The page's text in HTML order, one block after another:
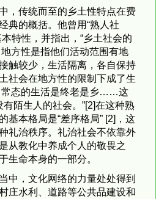
，传统而至的乡土性特点在费
典的概括。他曾用“熟人社
特性，并指出，“乡土社会的
方性是指他们活动范围有地
触较少，生活隔离，各自保持
社会在地方性的限制下成了生
常态的生活是终老是乡……这
有陌生人的社会。”[2]在这种熟
基本格局是“差序格局” [2]，这
礼治秩序。礼治社会不依靠外
从教化中养成个人的敬畏之
生命本身的一部分。
中，文化网络的力量处处得到
庄水利、道路等公共品建设和